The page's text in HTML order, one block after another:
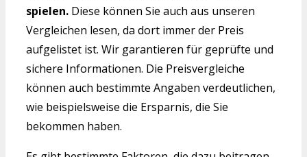
spielen. Diese können Sie auch aus unseren
Vergleichen lesen, da dort immer der Preis
aufgelistet ist. Wir garantieren für geprüfte und
sichere Informationen. Die Preisvergleiche
können auch bestimmte Angaben verdeutlichen,
wie beispielsweise die Ersparnis, die Sie
bekommen haben.